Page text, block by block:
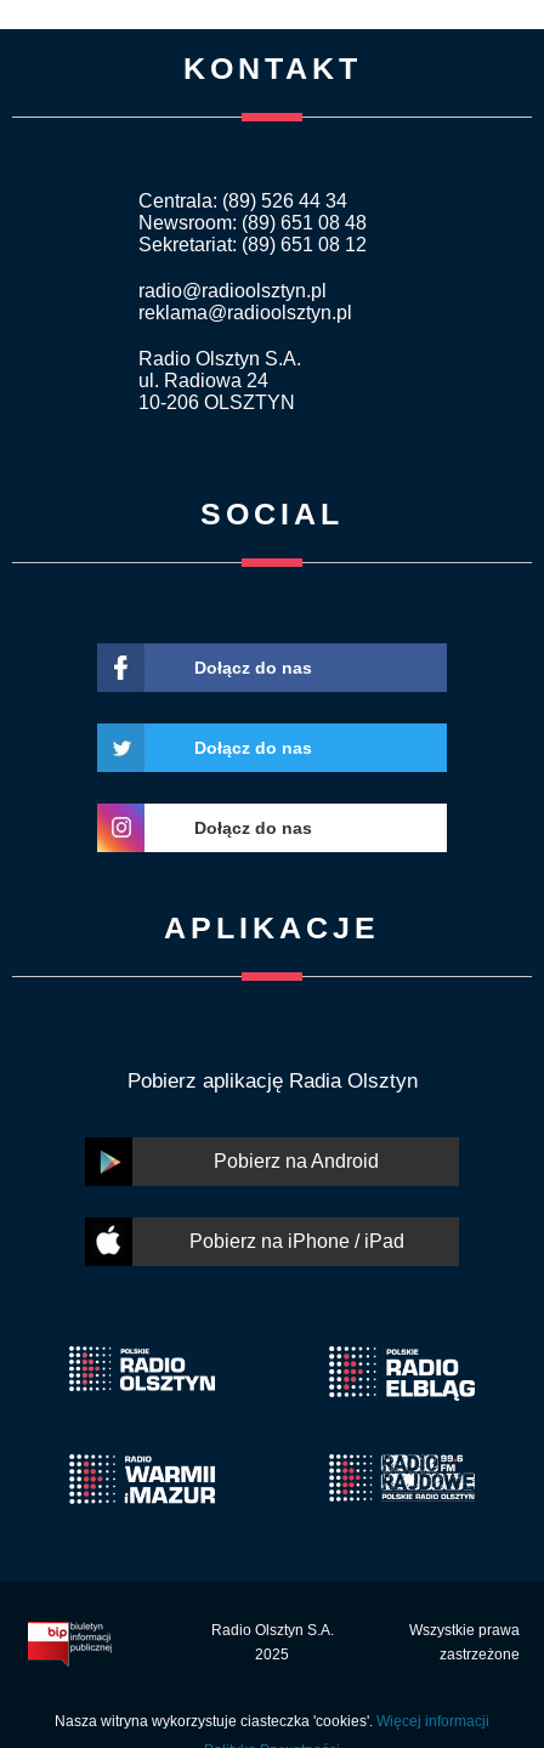
KONTAKT
Centrala: (89) 526 44 34
Newsroom: (89) 651 08 48
Sekretariat: (89) 651 08 12
radio@radioolsztyn.pl
reklama@radioolsztyn.pl
Radio Olsztyn S.A.
ul. Radiowa 24
10-206 OLSZTYN
SOCIAL
Dołącz do nas
Dołącz do nas
Dołącz do nas
APLIKACJE
Pobierz aplikację Radia Olsztyn
Pobierz na Android
Pobierz na iPhone / iPad
Radio Olsztyn S.A.
2025
Wszystkie prawa
zastrzeżone
Nasza witryna wykorzystuje ciasteczka 'cookies'. Więcej informacji